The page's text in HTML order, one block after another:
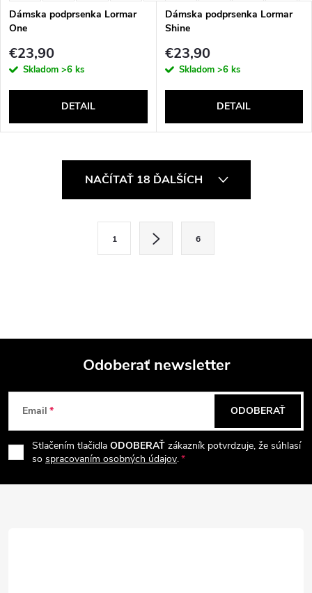
Dámska podprsenka Lormar
One
€23,90
Skladom >6 ks
DETAIL
Dámska podprsenka Lormar
Shine
€23,90
Skladom >6 ks
DETAIL
c
e
p
r
v
NAČÍTAŤ 18 ĎALŠÍCH
a
i
e
1 6
Z
á
p
Odoberať newsletter
Email
Stlačením tlačidla ODOBERAŤ zákazník potvrdzuje, že súhlasí
so spracovaním osobných údajov.
ODOBERAŤ